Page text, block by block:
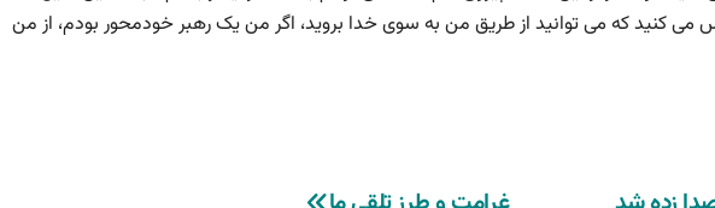
کنید که می توانید از طریق من به سوی خدا بروید، اگر من یک رهبر خودمحور بودم، از من